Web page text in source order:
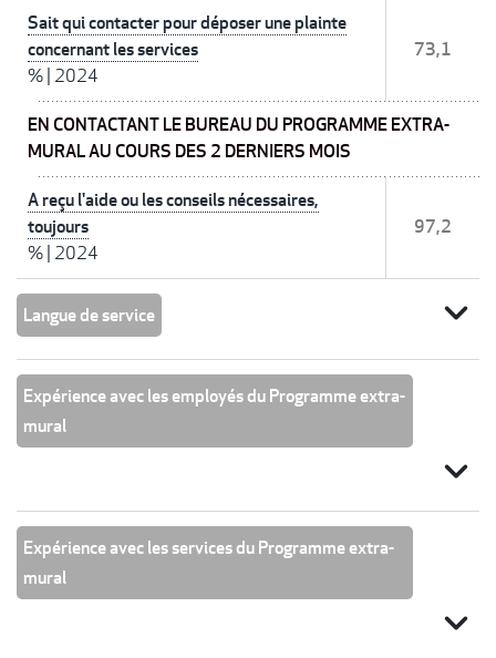
Sait qui contacter pour déposer une plainte
concernant les services
% 2024
73,1
EN CONTACTANT LE BUREAU DU PROGRAMME EXTRA-
MURAL AU COURS DES 2 DERNIERS MOIS
A reçu l'aide ou les conseils nécessaires,
toujours
% 2024
97,2
Langue de service expand_more
Expérience avec les employés du Programme extra-
mural
expand_more
Expérience avec les services du Programme extra-
mural
expand_more